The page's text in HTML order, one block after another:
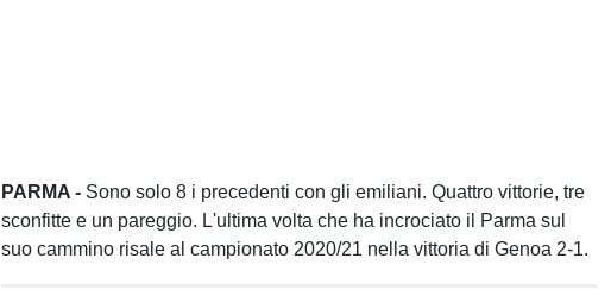
PARMA - Sono solo 8 i precedenti con gli emiliani. Quattro vittorie, tre
sconfitte e un pareggio. L'ultima volta che ha incrociato il Parma sul
suo cammino risale al campionato 2020/21 nella vittoria di Genoa 2-1.